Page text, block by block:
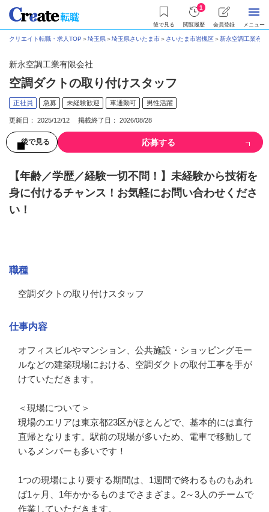
後で見る
1
閲覧履歴 会員登録 メニュー
クリエイト転職・求人TOP ＞埼玉県＞埼玉県さいたま市＞ さいたま市岩槻区＞新永空調工業有限
新永空調工業有限会社
空調ダクトの取り付けスタッフ
正社員 急募 未経験歓迎 車通勤可 男性活躍
更新日： 2025/12/12 掲載終了日： 2026/08/28
後で見る 応募する
【年齢／学歴／経験一切不問！】未経験から技術を
身に付けるチャンス！お気軽にお問い合わせくださ
い！
職種
空調ダクトの取り付けスタッフ
仕事内容
オフィスビルやマンション、公共施設・ショッピングモー
ルなどの建築現場における、空調ダクトの取付工事を手が
けていただきます。
＜現場について＞
現場のエリアは東京都23区がほとんどで、基本的には直行
直帰となります。駅前の現場が多いため、電車で移動して
いるメンバーも多いです！
1つの現場により要する期間は、1週間で終わるものもあれ
ば1ヶ月、1年かかるものまでさまざま。2～3人のチームで
作業していただきます。